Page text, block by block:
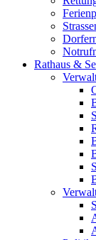
Rathaus &